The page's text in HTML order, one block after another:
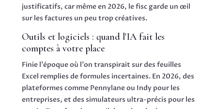
justificatifs, car même en 2026, le fisc garde un œil
sur les factures un peu trop créatives.
Outils et logiciels : quand l'IA fait les
comptes à votre place
Finie l'époque où l'on transpirait sur des feuilles
Excel remplies de formules incertaines. En 2026, des
plateformes comme Pennylane ou Indy pour les
entreprises, et des simulateurs ultra-précis pour les